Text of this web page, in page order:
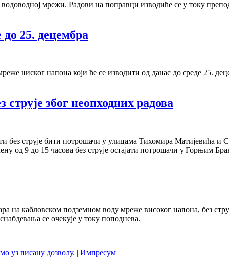
мрежи. Радови на поправци изводиће се у току
25. децембра
ниског напона који ће се изводити од данас до среде 25.
због неопходних радова
струје бити потрошачи у улицама Тихомира Матијевића и
од 9 до 15 часова без струје остајати потрошачи у Горњим
на кабловском подземном воду мреже високог напона, без
се очекује у току поподнева.
уз писану дозволу. | Импресум